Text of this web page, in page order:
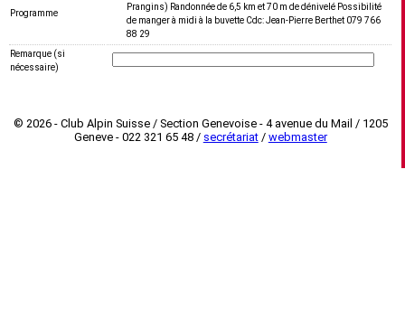
Programme
Prangins) Randonnée de 6,5 km et 70 m de dénivelé Possibilité
de manger à midi à la buvette Cdc: Jean-Pierre Berthet 079 766
88 29
Remarque (si
nécessaire)
© 2026 - Club Alpin Suisse / Section Genevoise - 4 avenue du Mail / 1205
Geneve - 022 321 65 48 / secrétariat/ webmaster